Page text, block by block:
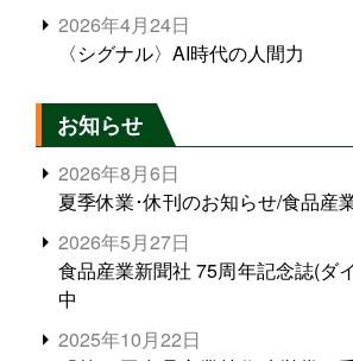
2026年4月24日
〈シグナル〉AI時代の人間力
お知らせ
2026年8月6日
夏季休業･休刊のお知らせ/食品産
2026年5月27日
食品産業新聞社 75周年記念誌(ダ
中
2025年10月22日